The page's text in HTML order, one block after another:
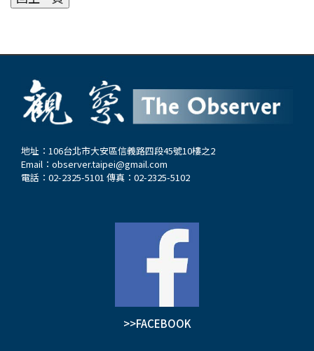
地址：106台北市大安區信義路四段45號10樓之2
Email： observer.taipei@gmail.com
電話：02-2325-5101 傳真：02-2325-5102
>>FACEBOOK